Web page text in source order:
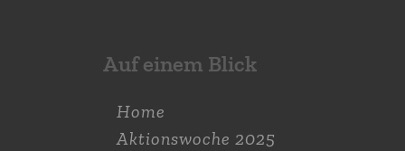
Auf einem Blick
Home
Aktions­woche 2025